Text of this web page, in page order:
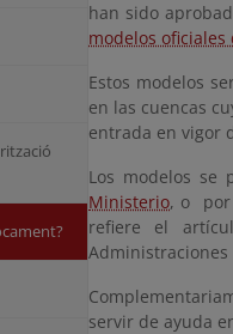
han sido
modelos
Estos modelos
en las cuencas
entrada en vigor
Los modelos se
Ministerio, o por
refiere el
servir de ayuda